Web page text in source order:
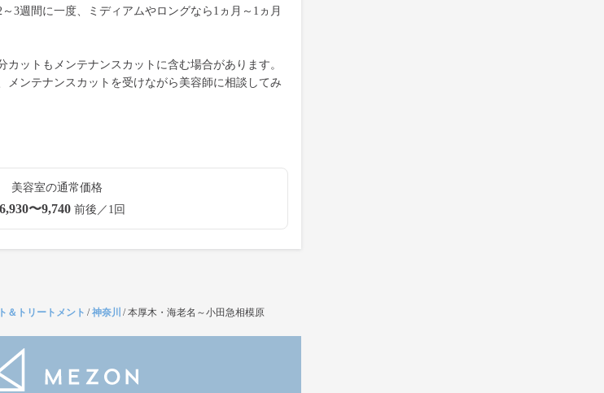
3週間に一度、ミディアムやロングなら1ヵ月～1ヵ月
ットもメンテナンスカットに含む場合があります。
メンテナンスカットを受けながら美容師に相談してみ
美容室の通常価格
〜9,740前後／1回
＆トリートメント /神奈川 /本厚木・海老名～小田急相模原